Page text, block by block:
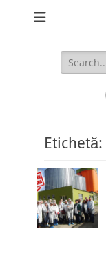
Search
for:
Etichetă: